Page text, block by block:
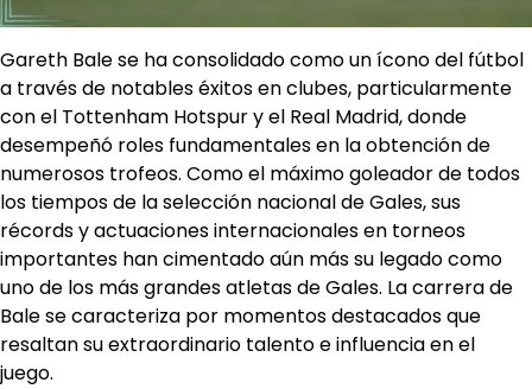
Gareth Bale se ha consolidado como un ícono del fútbol
a través de notables éxitos en clubes, particularmente
con el Tottenham Hotspur y el Real Madrid, donde
desempeñó roles fundamentales en la obtención de
numerosos trofeos. Como el máximo goleador de todos
los tiempos de la selección nacional de Gales, sus
récords y actuaciones internacionales en torneos
importantes han cimentado aún más su legado como
uno de los más grandes atletas de Gales. La carrera de
Bale se caracteriza por momentos destacados que
resaltan su extraordinario talento e influencia en el
juego.